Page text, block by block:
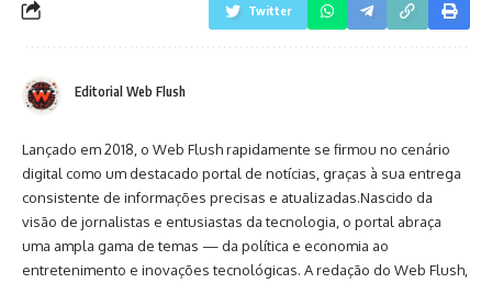
Twitter
Editorial Web Flush
Lançado em 2018, o Web Flush rapidamente se firmou no cenário
digital como um destacado portal de notícias, graças à sua entrega
consistente de informações precisas e atualizadas.Nascido da
visão de jornalistas e entusiastas da tecnologia, o portal abraça
uma ampla gama de temas — da política e economia ao
entretenimento e inovações tecnológicas. A redação do Web Flush,